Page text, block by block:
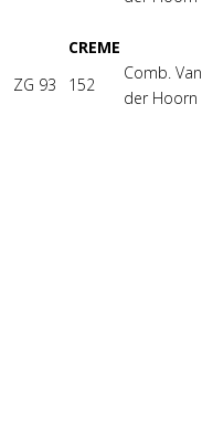
CREME
ZG 93
152
Comb. Van
der Hoorn